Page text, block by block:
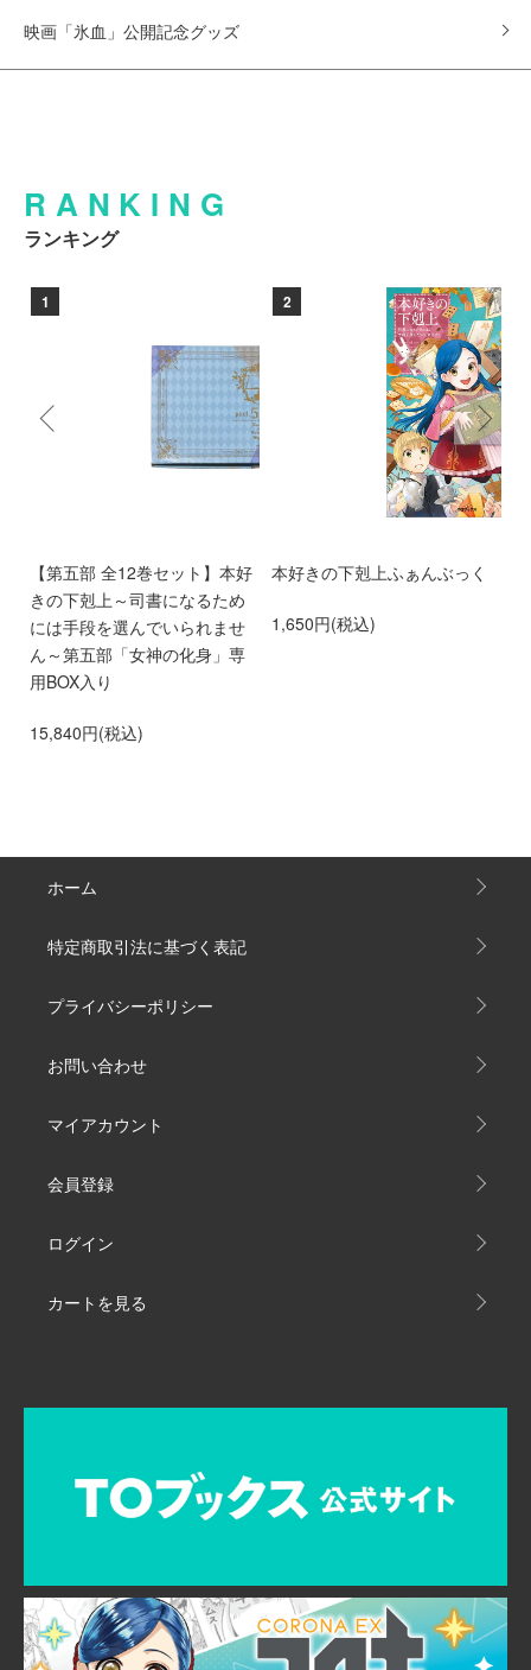
映画「氷血」公開記念グッズ
RANKING
ランキング
1
【第五部 全12巻セット】本好
きの下剋上～司書になるため
には手段を選んでいられませ
ん～第五部「女神の化身」専
用BOX入り
15,840円(税込)
2
本好きの下剋上ふぁんぶっく
1,650円(税込)
ホーム
特定商取引法に基づく表記
プライバシーポリシー
お問い合わせ
マイアカウント
会員登録
ログイン
カートを見る